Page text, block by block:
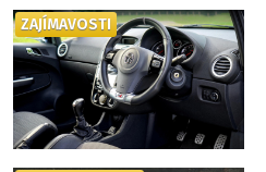
ZAJÍMAVOSTI